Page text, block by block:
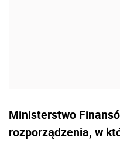
Ministerstwo
rozporządzenia, w